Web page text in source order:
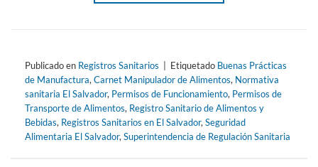
Publicado en Registros Sanitarios | Etiquetado Buenas Prácticas
de Manufactura, Carnet Manipulador de Alimentos, Normativa
sanitaria El Salvador, Permisos de Funcionamiento, Permisos de
Transporte de Alimentos, Registro Sanitario de Alimentos y
Bebidas, Registros Sanitarios en El Salvador, Seguridad
Alimentaria El Salvador, Superintendencia de Regulación Sanitaria